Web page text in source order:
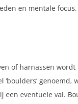
en mentale
of harnassen
een eventuele val.